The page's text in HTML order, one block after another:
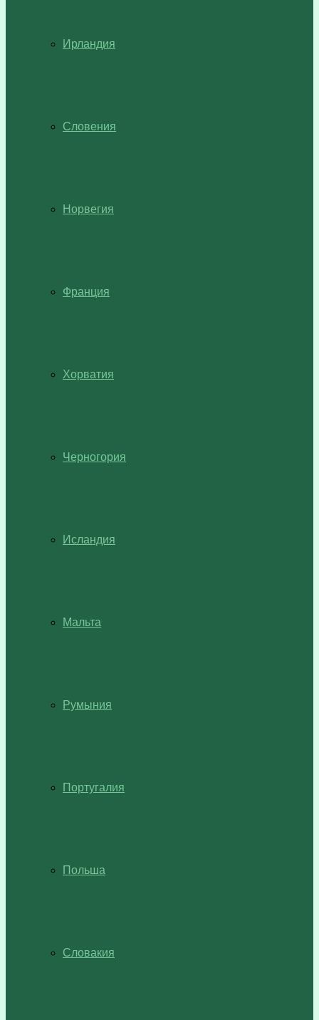
Ирландия
Словения
Норвегия
Франция
Хорватия
Черногория
Исландия
Мальта
Румыния
Португалия
Польша
Словакия